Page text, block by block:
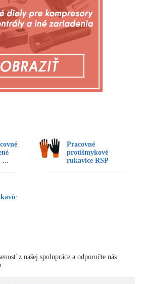
...
Pracovné
protišmykové
rukavice RSP
z našej spolupráce a odporučte nás